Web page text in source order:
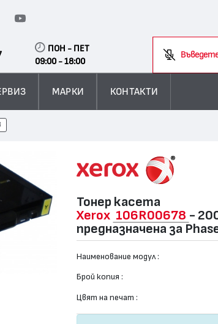
ПОН - ПЕТ
09:00 - 18:00
В
МАРКИ КОНТАКТИ
Тонер касета
Xerox 106R00678 -
предназначена за
Наименование модул :
Брой копия :
Цвят на печат :